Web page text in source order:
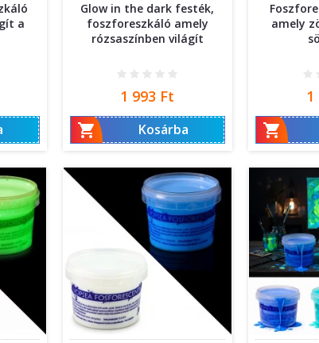
a
Glow in the dark festék,
foszforeszkáló amely
rózsaszínben világít
Ár
1 993 Ft

Kosárba
amely
1
